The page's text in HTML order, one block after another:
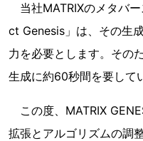
当社MATRIXのメタバ
ct Genesis」は、その生
力を必要とします。その
生成に約60秒間を要して
この度、MATRIX
拡張とアルゴリズムの調